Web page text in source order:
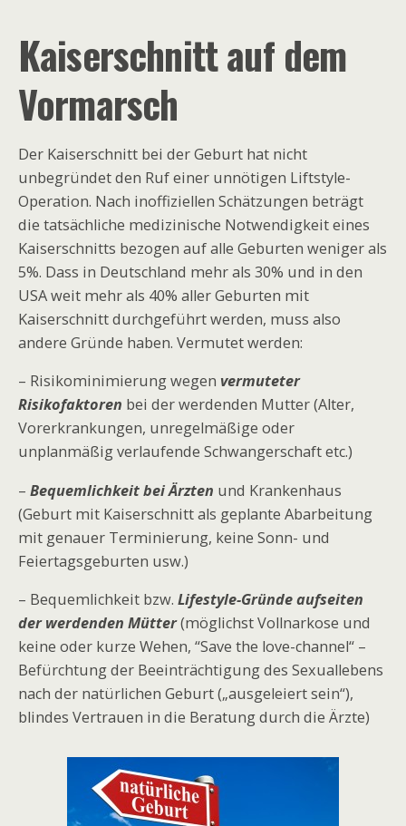
Kaiserschnitt auf dem
Vormarsch
Der Kaiserschnitt bei der Geburt hat nicht
unbegründet den Ruf einer unnötigen Liftstyle-
Operation. Nach inoffiziellen Schätzungen beträgt
die tatsächliche medizinische Notwendigkeit eines
Kaiserschnitts bezogen auf alle Geburten weniger als
5%. Dass in Deutschland mehr als 30% und in den
USA weit mehr als 40% aller Geburten mit
Kaiserschnitt durchgeführt werden, muss also
andere Gründe haben. Vermutet werden:
– Risikominimierung wegen vermuteter
Risikofaktoren bei der werdenden Mutter (Alter,
Vorerkrankungen, unregelmäßige oder
unplanmäßig verlaufende Schwangerschaft etc.)
– Bequemlichkeit bei Ärzten und Krankenhaus
(Geburt mit Kaiserschnitt als geplante Abarbeitung
mit genauer Terminierung, keine Sonn- und
Feiertagsgeburten usw.)
– Bequemlichkeit bzw. Lifestyle-Gründe aufseiten
der werdenden Mütter(möglichst Vollnarkose und
keine oder kurze Wehen, “Save the love-channel“ –
Befürchtung der Beeinträchtigung des Sexuallebens
nach der natürlichen Geburt („ausgeleiert sein“),
blindes Vertrauen in die Beratung durch die Ärzte)